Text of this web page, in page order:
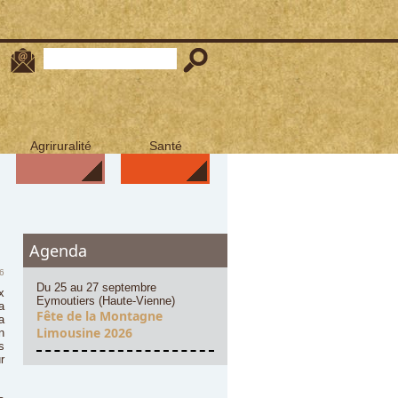
Agriruralité Santé
Agenda
Du 25 au 27 septembre
Eymoutiers (Haute-Vienne)
Fête de la Montagne
Limousine 2026